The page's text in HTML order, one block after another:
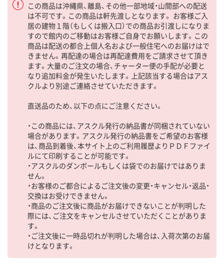
この商品は沖縄県、離島、その他一部地域・山間部への配送
は不可です。この商品は軒先渡しとなります。 お客様ご入
居の建物１階（もしくは搬入口）での商品お引渡しになりま
すので館内のご移動はお客様ご自身でお願いします。この
商品は配送の都合上個人名および一般住宅へのお届けはで
きません。再配達の場合は再配達費用をご請求させて頂き
ます。大量のご注文の場合、チャーター便の手配が必要と
なり追加料金が発生いたします。上記該当する場合はアス
クルより別途ご連絡させていただきます。
直送品のため、以下の点にご注意ください。
・この商品には、アスクル発行の納品書が同梱されていない
場合があります。アスクル発行の納品書をご希望のお客様
は、商品到着後、本サイト上のご利用履歴よりＰＤＦファイ
ルにて印刷することが可能です。
・アスクルのダンボールもしくは袋でのお届けではありま
せん。
・お客様のご都合によるご注文後の変更・キャンセル・返品・
交換はお受けできません。
・商品のご注文後に商品がお届けできないことが判明した
際には、ご注文をキャンセルさせていただくことがありま
す。
・ご注文後に一時品切れが判明した場合は、入荷次第のお届
けとなります。